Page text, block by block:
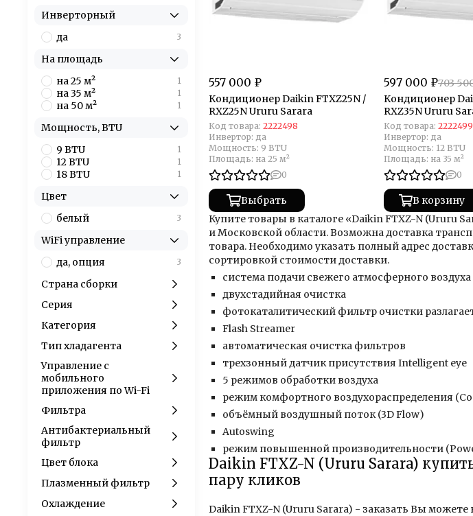
557 000 ₽
Кондиционер Daikin FTXZ25N /
RXZ25N Ururu Sarara
Код товара: 2222498
Инвертор: да
Мощность: 9 BTU
Площадь: на 25 м²
0
Выбрать
597 000 ₽703
Кондиционер
RXZ35N Ururu
Код товара: 2222499
Инвертор: да
Мощность: 12 BTU
Площадь: на 35 м²
0
В корзину
Купите товары в каталоге «Daikin FTXZ-N (Ururu
и Московской области. Возможна доставка
товара. Необходимо указать полный адрес
сортировкой стоимости доставки.
система подачи свежего атмосферного воздуха
двухстадийная очистка
фотокаталитический фильтр очистки
Flash Streamer
автоматическая очистка фильтров
трехзонный датчик присутствия Intelligent eye
5 режимов обработки воздуха
режим комфортного воздухораспределения
объёмный воздушный поток (3D Flow)
Autoswing
режим повышенной производительности
Daikin FTXZ-N (Ururu Sarara)
пару кликов
Daikin FTXZ-N (Ururu Sarara) - заказать Вы
Инверторный
да
3
На площадь
на 25 м²
1
на 35 м² 1
на 50 м² 1
Мощность, BTU
9 BTU
1
12 BTU 1
18 BTU 1
Цвет
белый
3
WiFi управление
да, опция
3
Страна сборки
Серия
Категория
Тип хладагента
Управление c
мобильного
приложения по Wi-Fi
Фильтра
Антибактериальный
фильтр
Цвет блока
Плазменный фильтр
Охлаждение